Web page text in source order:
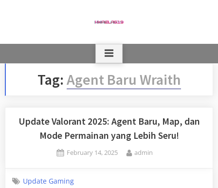
Tag: Agent Baru Wraith
Update Valorant 2025: Agent Baru, Map, dan
Mode Permainan yang Lebih Seru!
Posted
February 14, 2025 By
admin
Update Gaming